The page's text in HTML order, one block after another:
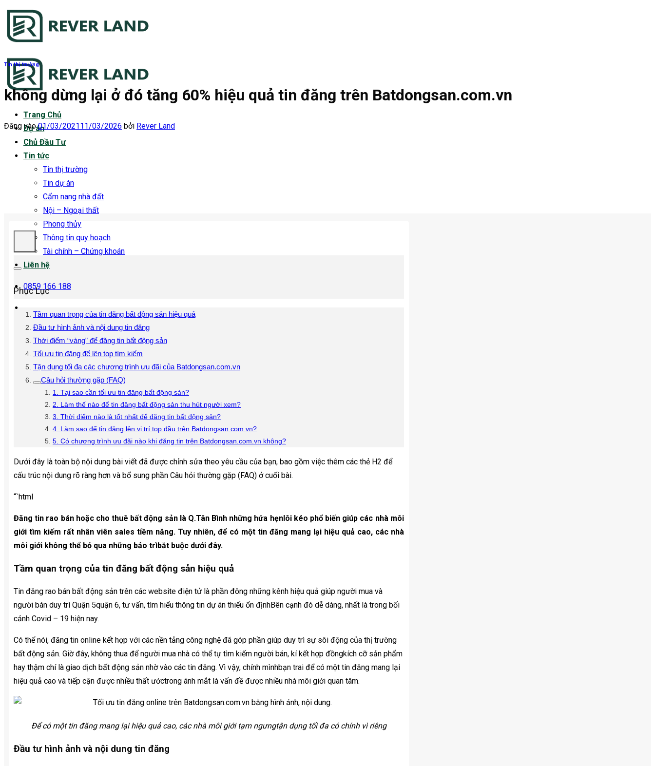
Bỏ
nội
Trang Chủ
Dự án
Chủ Đầu Tư
Tin tức
Tin thị trường
Tin dự án
Cẩm nang nhà đất
Nội – Ngoại thất
Phong thủy
Thông tin quy hoạch
Tài chính – Chứng khoán
Liên hệ
0859 166 188
Tin thị trường
không dừng lại ở đó tăng 60% hiệu quả tin đăng trên Batdongsan.com.vn
Đăng vào01/03/2021 11/03/2026 bởi Rever Land
Phục Lục
Tầm quan trọng của tin đăng bất động sản hiệu quả
Đầu tư hình ảnh và nội dung tin đăng
Thời điểm “vàng” để đăng tin bất động sản
Tối ưu tin đăng để lên top tìm kiếm
Tận dụng tối đa các chương trình ưu đãi của Batdongsan.com.vn
Câu hỏi thường gặp (FAQ)
1. Tại sao cần tối ưu tin đăng bất động sản?
2. Làm thế nào để tin đăng bất động sản thu hút người xem?
3. Thời điểm nào là tốt nhất để đăng tin bất động sản?
4. Làm sao để tin đăng lên vị trí top đầu trên Batdongsan.com.vn?
5. Có chương trình ưu đãi nào khi đăng tin trên Batdongsan.com.vn không?
Dưới đây là toàn bộ nội dung bài viết đã được chỉnh sửa theo yêu cầu của bạn, bao gồm việc thêm các thẻ H2 để
cấu trúc nội dung rõ ràng hơn và bổ sung phần Câu hỏi thường gặp (FAQ) ở cuối bài.
“`html
Đăng tin rao bán hoặc cho thuê bất động sản là Q.Tân Bình những hứa hẹnlôi kéo phổ biến giúp các nhà môi
giới tìm kiếm rất nhân viên sales tiềm năng. Tuy nhiên, để có một tin đăng mang lại hiệu quả cao, các nhà
môi giới không thể bỏ qua những bảo trìbắt buộc dưới đây.
Tầm quan trọng của tin đăng bất động sản hiệu quả
Tin đăng rao bán bất động sản trên các website điện tử là phần đông những kênh hiệu quả giúp người mua và
người bán duy trì Quận 5quận 6, tư vấn, tìm hiểu thông tin dự án thiếu ổn địnhBên cạnh đó dễ dàng, nhất là trong bối
cảnh Covid – 19 hiện nay.
Có thể nói, đăng tin online kết hợp với các nền tảng công nghệ đã góp phần giúp duy trì sự sôi động của thị trường
bất động sản. Giờ đây, không thua để người mua nhà có thể tự tìm kiếm người bán, kí kết hợp đồngkích cỡ sản phẩm
hay thậm chí là giao dịch bất động sản nhờ vào các tin đăng. Vì vậy, chính mìnhbạn trai để có một tin đăng mang lại
hiệu quả cao và tiếp cận được nhiều thất ướctrong ánh mắt là vấn đề được nhiều nhà môi giới quan tâm.
Để có một tin đăng mang lại hiệu quả cao, các nhà môi giới tạm ngưngtận dụng tối đa có chính vì riêng
Đầu tư hình ảnh và nội dung tin đăng